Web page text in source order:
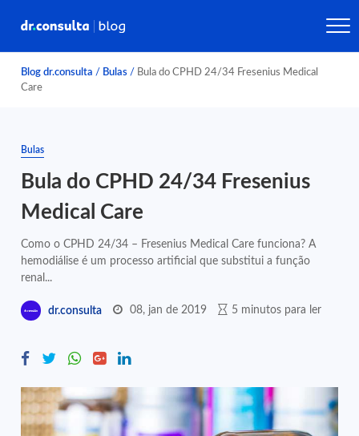
Blog dr.consulta / Bulas / Bula do CPHD 24/34 Fresenius Medical
Care
Bulas
Bula do CPHD 24/34 Fresenius
Medical Care
Como o CPHD 24/34 – Fresenius Medical Care funciona? A
hemodiálise é um processo artificial que substitui a função
renal...
dr.consulta 08, jan de 2019 5 minutos para ler